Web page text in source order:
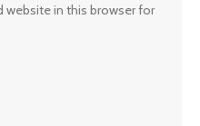
website in this browser for